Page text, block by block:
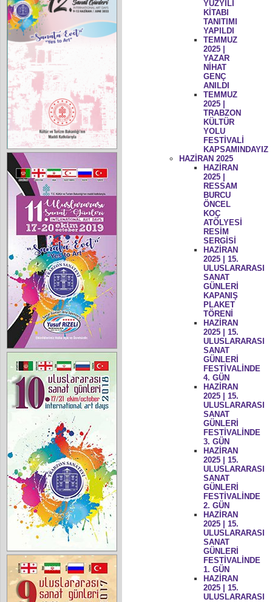
YÜZYILI
KİTABI
TANITIMI
YAPILDI
TEMMUZ
2025 |
YAZAR
NİHAT
GENÇ
ANILDI
TEMMUZ
2025 |
TRABZON
KÜLTÜR
YOLU
FESTİVALİ
KAPSAMINDAYIZ
HAZİRAN 2025
HAZİRAN
2025 |
RESSAM
BURCU
ÖNCEL
KOÇ
ATÖLYESİ
RESİM
SERGİSİ
HAZİRAN
2025 | 15.
ULUSLARARASI
SANAT
GÜNLERİ
KAPANIŞ
PLAKET
TÖRENİ
HAZİRAN
2025 | 15.
ULUSLARARASI
SANAT
GÜNLERİ
FESTİVALİNDE
4. GÜN
HAZİRAN
2025 | 15.
ULUSLARARASI
SANAT
GÜNLERİ
FESTİVALİNDE
3. GÜN
HAZİRAN
2025 | 15.
ULUSLARARASI
SANAT
GÜNLERİ
FESTİVALİNDE
2. GÜN
HAZİRAN
2025 | 15.
ULUSLARARASI
SANAT
GÜNLERİ
FESTİVALİNDE
1. GÜN
HAZİRAN
2025 | 15.
ULUSLARARASI